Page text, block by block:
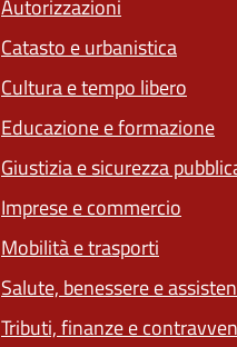
Autorizzazioni
Catasto e urbanistica
Cultura e tempo libero
Educazione e formazione
Giustizia e sicurezza
Imprese e commercio
Mobilità e trasporti
Salute, benessere e
Tributi, finanze e